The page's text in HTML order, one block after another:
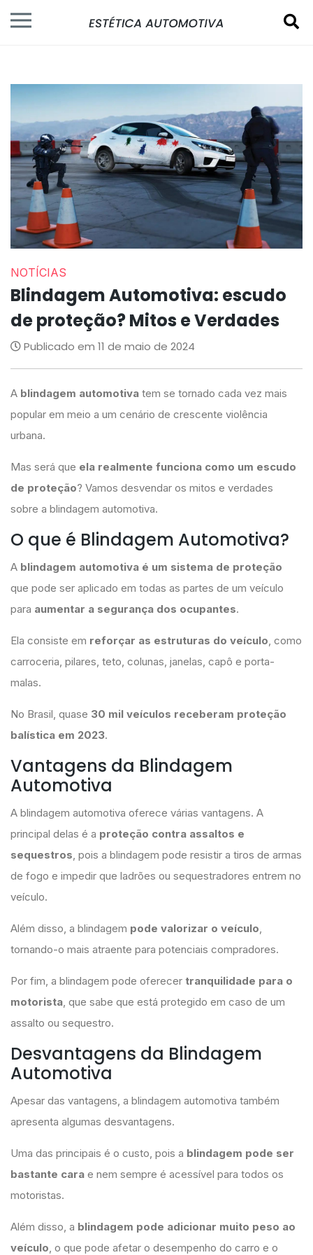
NOTÍCIAS
Blindagem Automotiva: escudo
de proteção? Mitos e Verdades
Publicado em 11 de maio de 2024
A blindagem automotiva tem se tornado cada vez mais
popular em meio a um cenário de crescente violência
urbana.
Mas será que ela realmente funciona como um escudo
de proteção? Vamos desvendar os mitos e verdades
sobre a blindagem automotiva.
O que é Blindagem Automotiva?
A blindagem automotiva é um sistema de proteção
que pode ser aplicado em todas as partes de um veículo
para aumentar a segurança dos ocupantes.
Ela consiste em reforçar as estruturas do veículo , como
carroceria, pilares, teto, colunas, janelas, capô e porta-
malas.
No Brasil, quase 30 mil veículos receberam proteção
balística em 2023.
Vantagens da Blindagem
Automotiva
A blindagem automotiva oferece várias vantagens. A
principal delas é a proteção contra assaltos e
sequestros , pois a blindagem pode resistir a tiros de armas
de fogo e impedir que ladrões ou sequestradores entrem no
veículo.
Além disso, a blindagem pode valorizar o veículo
tornando-o mais atraente para potenciais compradores.
Por fim, a blindagem pode oferecer tranquilidade para o
motorista , que sabe que está protegido em caso de um
assalto ou sequestro.
Desvantagens da Blindagem
Automotiva
Apesar das vantagens, a blindagem automotiva também
apresenta algumas desvantagens.
Uma das principais é o custo, pois a blindagem pode ser
bastante cara e nem sempre é acessível para todos os
motoristas.
Além disso, a blindagem pode adicionar muito peso ao
veículo , o que pode afetar o desempenho do carro e o